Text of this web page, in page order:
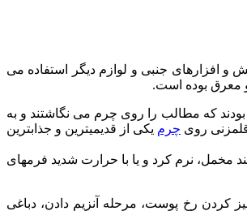
و افزارهای جنبی و لوازم دیگر استفاده می
معرق بوده است.
بودند که مطالب را روی چرم می نگاشتند و به
روی چرم یکی از قدیمیترین و جذابترین
مخمل، نرم کرد و یا با حرارت شدید فرمهای
رخ پوست، مرحله آنزیم دادن، دباغی